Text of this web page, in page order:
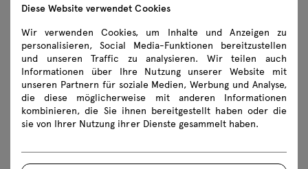
3D-Modelle aller Symbole der Kollektion herunterladen
2D dwg 3D dwg 3D 3ds
fbx
obj
skp Revit
Montageanleitungen
PR1PP19 PR1PP19K
PR2PP19
PR2PP19K
Diese Website verwendet Cookies
Wir verwenden Cookies, um Inhalte und Anzeigen zu
personalisieren, Social Media-Funktionen bereitzustellen
und unseren Traffic zu analysieren. Wir teilen auch
Informationen über Ihre Nutzung unserer Website mit
unseren Partnern für soziale Medien, Werbung und Analyse,
die diese möglicherweise mit anderen Informationen
kombinieren, die Sie ihnen bereitgestellt haben oder die
sie von Ihrer Nutzung ihrer Dienste gesammelt haben.